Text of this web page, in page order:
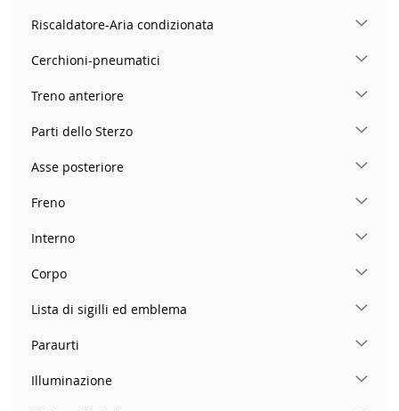
Riscaldatore-Aria condizionata
Cerchioni-pneumatici
Treno anteriore
Parti dello Sterzo
Asse posteriore
Freno
Interno
Corpo
Lista di sigilli ed emblema
Paraurti
Illuminazione